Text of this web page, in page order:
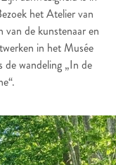
het Atelier van
van de kunstenaar en
in het Musée
de wandeling „In de